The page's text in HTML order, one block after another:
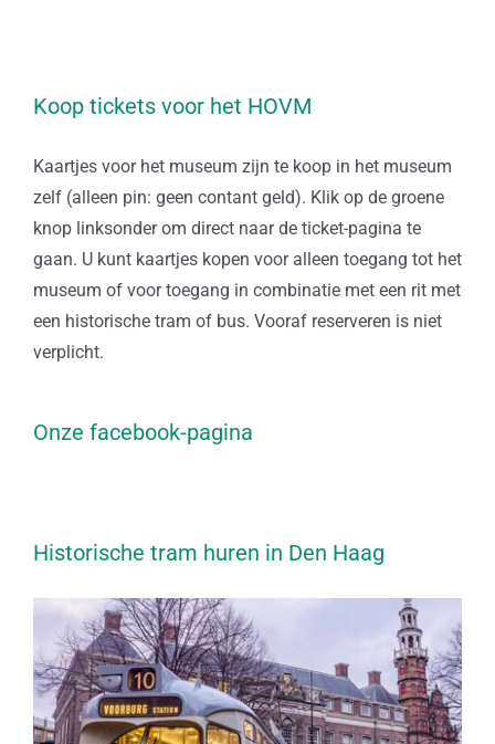
Koop tickets voor het HOVM
Kaartjes voor het museum zijn te koop in het museum
zelf (alleen pin: geen contant geld). Klik op de groene
knop linksonder om direct naar de ticket-pagina te
gaan. U kunt kaartjes kopen voor alleen toegang tot het
museum of voor toegang in combinatie met een rit met
een historische tram of bus. Vooraf reserveren is niet
verplicht.
Onze facebook-pagina
Historische tram huren in Den Haag